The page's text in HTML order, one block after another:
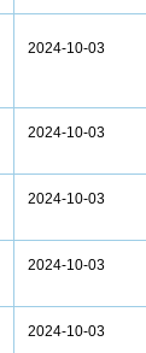
2024-10-03
2024-10-03
2024-10-03
2024-10-03
2024-10-03